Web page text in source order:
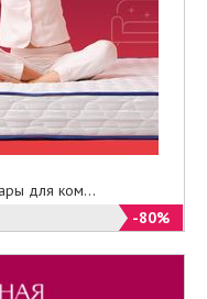
для ком...
-80%